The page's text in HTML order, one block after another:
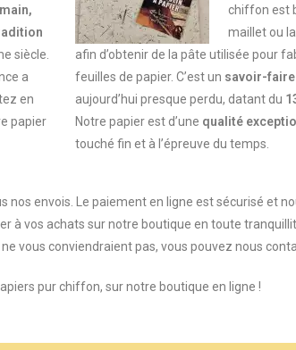
siècle.
a
en
papier
chiffon est
maillet ou
afin d’obtenir de la pâte utilisée pour
feuilles de papier. C’est un savoir-faire
aujourd’hui presque perdu, datant du
Notre papier est d’une qualité
touché fin et à l’épreuve du temps.
nos envois. Le paiement en ligne est sécurisé et
à vos achats sur notre boutique en toute
vous conviendraient pas, vous pouvez nous
pur chiffon, sur notre boutique en ligne !